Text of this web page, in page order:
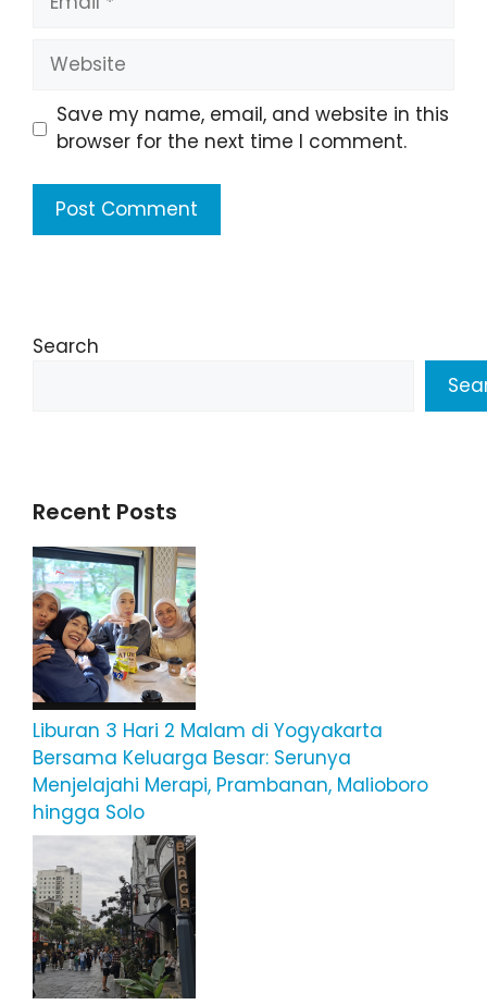
Website
Save my name, email, and website in this
browser for the next time I comment.
Search
Recent Posts
Liburan 3 Hari 2 Malam di Yogyakarta
Bersama Keluarga Besar: Serunya
Menjelajahi Merapi, Prambanan, Malioboro
hingga Solo